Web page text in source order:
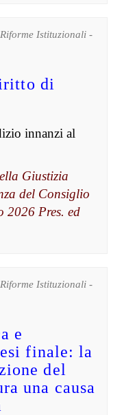
Istituzionali -
di
innanzi al
Giustizia
del Consiglio
2026 Pres. ed
Istituzionali -
e
finale: la
del
una causa